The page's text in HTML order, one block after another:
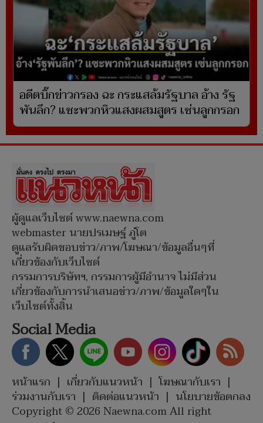
อดีตบิ๊กข่าวกรอง ฉะ กระแสล้มรัฐบาล อ้าง รัฐ
พันลึก? แซะพวกหิวแสงผสมสูตร เซ่นลูกกรอก
ผู้ดูแลเว็บไซต์ www.naewna.com
webmaster นายปรเมษฐ์ ภู่โต
ดูแลรับผิดชอบข่าว/ภาพ/โฆษณา/ข้อมูลอื่นๆที่
เกี่ยวข้องกับเว็บไซต์
กรรมการบริษัทฯ, กรรมการผู้มีอำนาจ ไม่มีส่วน
เกี่ยวข้องกับการนำเสนอข่าว/ภาพ/ข้อมูลใดๆใน
เว็บไซต์ทั้งสิ้น
Social Media
หน้าแรก | เกี่ยวกับแนวหน้า | โฆษณากับเรา |
ร่วมงานกับเรา | ติดต่อแนวหน้า | นโยบายข้อตกลง
Copyright © 2026 Naewna.com All right